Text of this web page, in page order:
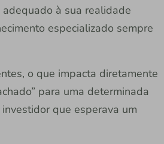
à sua realidade
especializado sempre
o que impacta diretamente
para uma determinada
que esperava um